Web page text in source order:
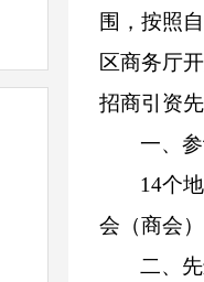
围， 按照
区商务厅
招商引资
一、
14个
会（商会）
二、